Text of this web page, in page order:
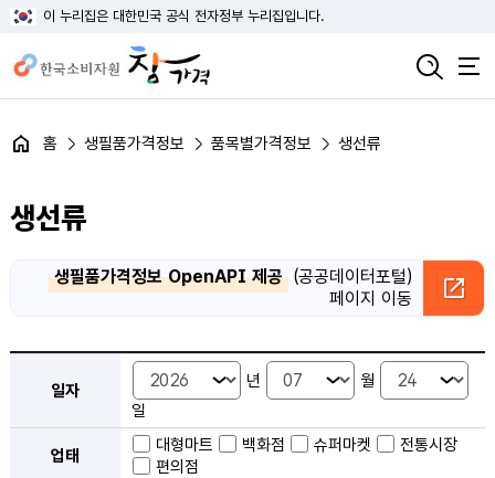
이 누리집은 대한민국 공식 전자정부 누리집입니다.
홈 생필품가격정보 품목별가격정보 생선류
생선류
생필품가격정보 OpenAPI 제공 (공공데이터포털)
페이지 이동
일자 년
월
일
업태
대형마트 백화점 슈퍼마켓
전통시장
편의점